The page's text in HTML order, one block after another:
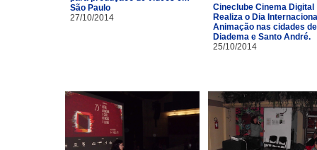
São Paulo
27/10/2014
Cineclube Cinema Digital
Realiza o Dia
Animação nas cidades de
Diadema e Santo André.
25/10/2014